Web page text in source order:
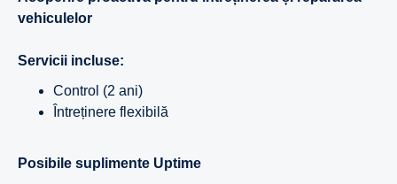
vehiculelor
Servicii incluse:
Control (2 ani)
Întreținere flexibilă
Posibile suplimente Uptime